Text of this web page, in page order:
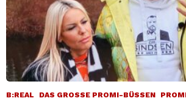
B:REAL DAS GROSSE PROMI-BÜSSEN